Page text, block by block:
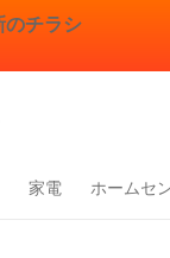
のチラシ
家電 ホームセ